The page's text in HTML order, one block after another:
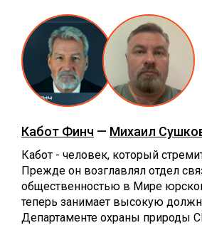
Кабот Финч — Михаил
Кабот - человек, который
Прежде он возглавлял отдел
общественностью в Мире
теперь занимает высокую
Департаменте охраны природы